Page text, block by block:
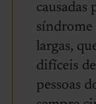
causadas
largas,
difíceis
pessoas